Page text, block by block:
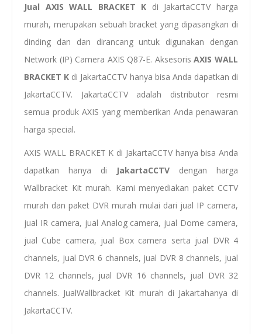
Jual AXIS WALL BRACKET K di JakartaCCTV harga
murah, merupakan sebuah bracket yang dipasangkan di
dinding dan dan dirancang untuk digunakan dengan
Network (IP) Camera AXIS Q87-E. AksesorisAXIS WALL
BRACKET K di JakartaCCTV hanya bisa Anda dapatkan di
JakartaCCTV. JakartaCCTV adalah distributor resmi
semua produk AXIS yang memberikan Anda penawaran
harga special.
AXIS WALL BRACKET K di JakartaCCTV hanya bisa Anda
dapatkan hanya di
JakartaCCTV dengan harga
Wallbracket Kit murah. Kami menyediakan paket CCTV
murah danpaket DVR murah mulai dari jual IP camera,
jual IR camera, jual Analog camera, jual Dome camera,
jual Cube camera, jual Box camera serta jual DVR 4
channels, jual DVR 6 channels, jual DVR 8 channels, jual
DVR 12 channels, jual DVR 16 channels, jual DVR 32
channels. JualWallbracket Kit murah di Jakartahanya di
JakartaCCTV.